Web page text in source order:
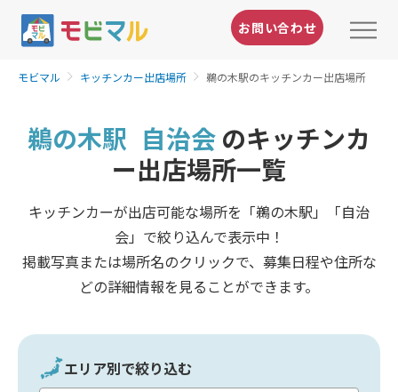
お問い合わせ
モビマル キッチンカー出店場所 鵜の木駅のキッチンカー出店場所
鵜の木駅 自治会 のキッチンカ
ー出店場所一覧
キッチンカーが出店可能な場所を「鵜の木駅」「自治
会」で絞り込んで表示中！
掲載写真または場所名のクリックで、募集日程や住所な
どの詳細情報を見ることができます。
エリア別で絞り込む